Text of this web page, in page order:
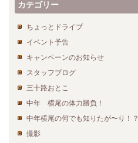
カテゴリー
ちょっとドライブ
イベント予告
キャンペーンのお知らせ
スタッフブログ
三十路おとこ
中年 横尾の体力勝負！
中年横尾の何でも知りたが〜り！？
撮影